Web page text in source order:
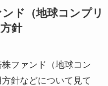
ド（地球コンプリ
針
ファンド（地球コン
針などについて見て